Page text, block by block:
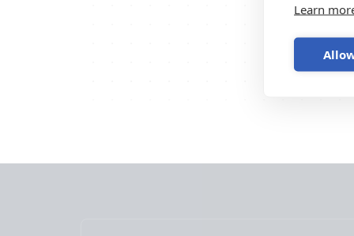
Learn